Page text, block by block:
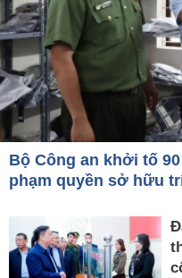
Bộ Công an khởi tố
phạm quyền sở hữu